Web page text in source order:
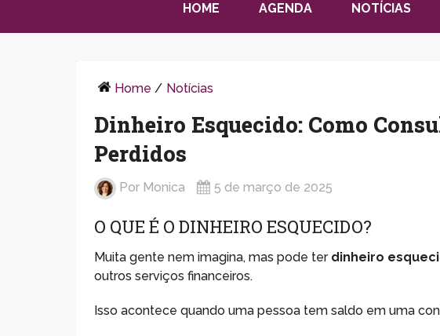
HOME AGENDA NOTÍCIAS
Home / Notícias
Dinheiro Esquecido: Como
Perdidos
Por Monica 5 de março de 2025
O QUE É O DINHEIRO ESQUECIDO?
Muita gente nem imagina, mas pode ter dinheiro
outros serviços financeiros.
Isso acontece quando uma pessoa tem saldo em uma